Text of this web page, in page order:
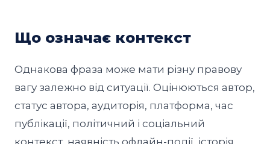
Що означає контекст
Однакова фраза може мати різну правову
вагу залежно від ситуації. Оцінюються автор,
статус автора, аудиторія, платформа, час
публікації, політичний і соціальний
контекст, наявність офлайн-події, історія